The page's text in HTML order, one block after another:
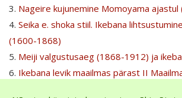
3. Nageire kujunemine Momoyama
4. Seika e. shoka stiil. Ikebana
(1600-1868)
5. Meiji valgustusaeg (1868-1912) ja
6. Ikebana levik maailmas pärast II
Lingid mõnede õpilaste kodulehekülgedele